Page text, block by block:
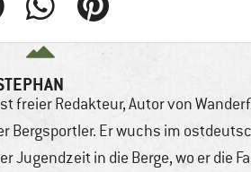
freier Redakteur, Autor von
Bergsportler. Er wuchs im
Jugendzeit in die Berge, wo er die